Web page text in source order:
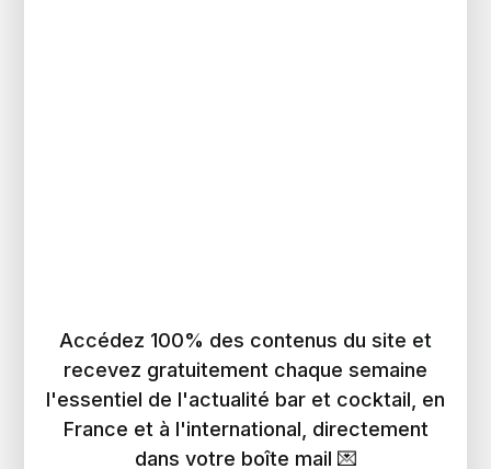
Accédez 100% des contenus du site et
recevez gratuitement chaque semaine
l'essentiel de l'actualité bar et cocktail, en
France et à l'international, directement
dans votre boîte mail 💌